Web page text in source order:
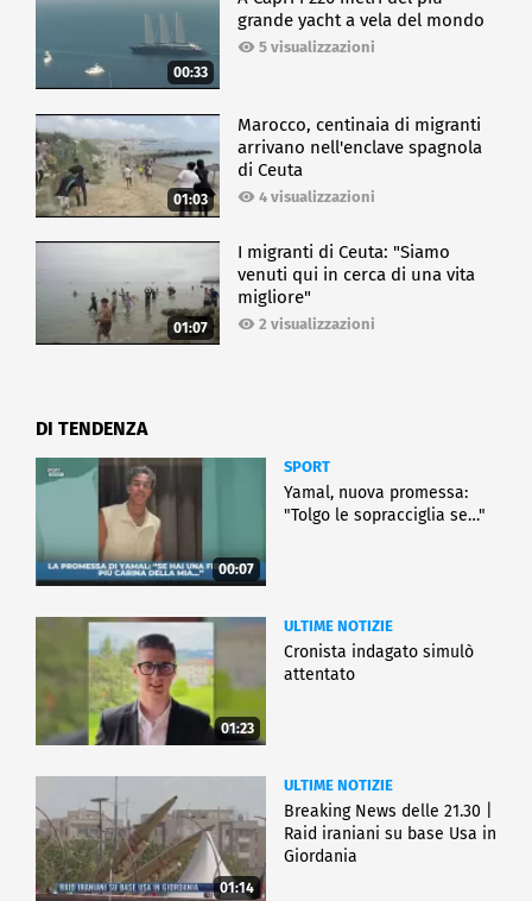
00:33
grande yacht a vela del mondo
5 visualizzazioni
01:03
Marocco, centinaia di migranti
arrivano nell'enclave spagnola
di Ceuta
4 visualizzazioni
01:07
I migranti di Ceuta: "Siamo
venuti qui in cerca di una vita
migliore"
2 visualizzazioni
DI TENDENZA
00:07
SPORT
Yamal, nuova promessa:
"Tolgo le sopracciglia se…"
01:23
ULTIME NOTIZIE
Cronista indagato simulò
attentato
01:14
ULTIME NOTIZIE
Breaking News delle 21.30 |
Raid iraniani su base Usa in
Giordania